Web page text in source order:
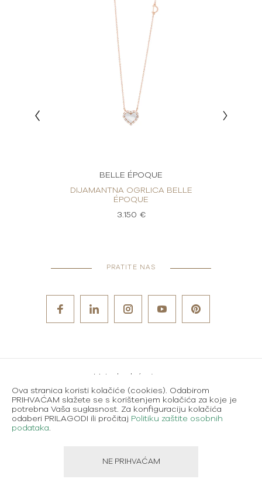
BELLE ÉPOQUE
DIJAMANTNA OGRLICA BELLE
ÉPOQUE
3.150 €
PRATITE NAS
Karijere
Uvjeti korištenja
Ova stranica koristi kolačiće (cookies). Odabirom
PRIHVAĆAM slažete se s korištenjem kolačića za koje je
potrebna Vaša suglasnost. Za konfiguraciju kolačića
odaberi PRILAGODI ili pročitaj Politiku zaštite osobnih
podataka.
NE PRIHVAĆAM